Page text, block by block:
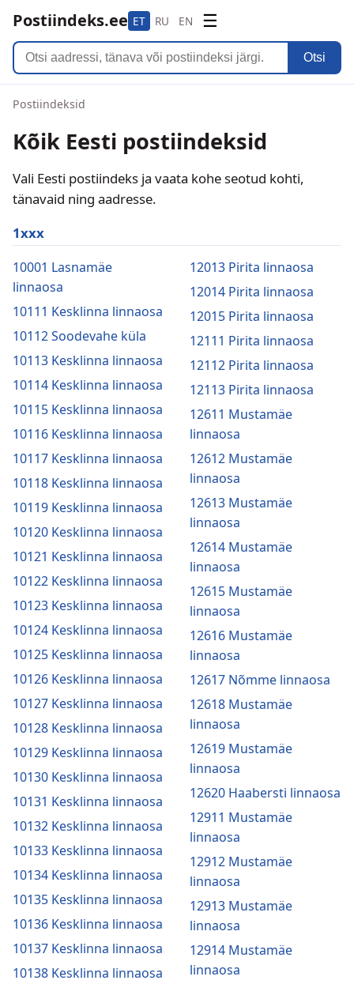
Postiindeks.ee ET RU EN ☰
Otsi
Postiindeksid
Kõik Eesti postiindeksid
Vali Eesti postiindeks ja vaata kohe seotud kohti,
tänavaid ning aadresse.
1xxx
10001 Lasnamäe
linnaosa
10111 Kesklinna linnaosa
10112 Soodevahe küla
10113 Kesklinna linnaosa
10114 Kesklinna linnaosa
10115 Kesklinna linnaosa
10116 Kesklinna linnaosa
10117 Kesklinna linnaosa
10118 Kesklinna linnaosa
10119 Kesklinna linnaosa
10120 Kesklinna linnaosa
10121 Kesklinna linnaosa
10122 Kesklinna linnaosa
10123 Kesklinna linnaosa
10124 Kesklinna linnaosa
10125 Kesklinna linnaosa
10126 Kesklinna linnaosa
10127 Kesklinna linnaosa
10128 Kesklinna linnaosa
10129 Kesklinna linnaosa
10130 Kesklinna linnaosa
10131 Kesklinna linnaosa
10132 Kesklinna linnaosa
10133 Kesklinna linnaosa
10134 Kesklinna linnaosa
10135 Kesklinna linnaosa
10136 Kesklinna linnaosa
10137 Kesklinna linnaosa
10138 Kesklinna linnaosa
12013 Pirita linnaosa
12014 Pirita linnaosa
12015 Pirita linnaosa
12111 Pirita linnaosa
12112 Pirita linnaosa
12113 Pirita linnaosa
12611 Mustamäe
linnaosa
12612 Mustamäe
linnaosa
12613 Mustamäe
linnaosa
12614 Mustamäe
linnaosa
12615 Mustamäe
linnaosa
12616 Mustamäe
linnaosa
12617 Nõmme linnaosa
12618 Mustamäe
linnaosa
12619 Mustamäe
linnaosa
12620 Haabersti linnaosa
12911 Mustamäe
linnaosa
12912 Mustamäe
linnaosa
12913 Mustamäe
linnaosa
12914 Mustamäe
linnaosa